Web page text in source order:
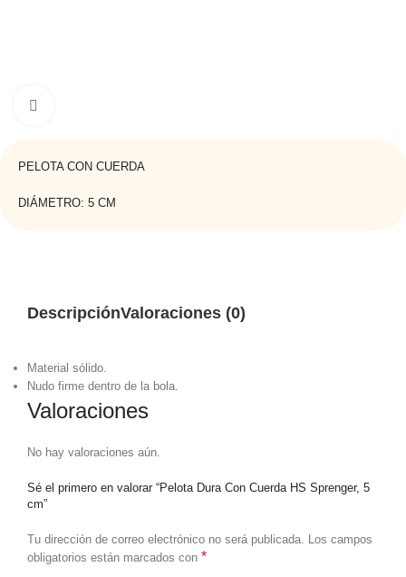
PELOTA CON CUERDA
DIÁMETRO: 5 CM
DescripciónValoraciones (0)
Material sólido.
Nudo firme dentro de la bola.
Valoraciones
No hay valoraciones aún.
Sé el primero en valorar “Pelota Dura Con Cuerda HS Sprenger, 5
cm”
Tu dirección de correo electrónico no será publicada. Los campos
obligatorios están marcados con *